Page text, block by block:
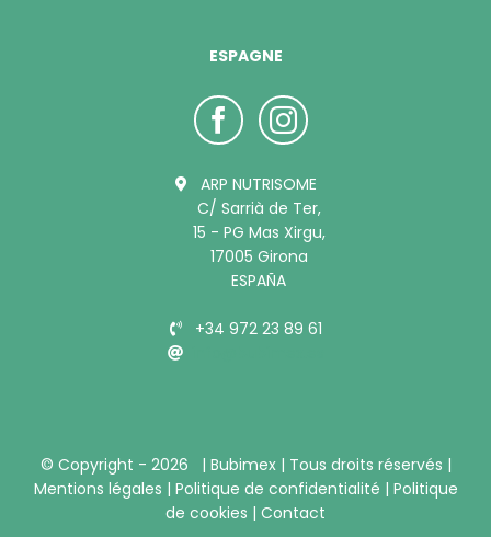
ESPAGNE
ARP NUTRISOME
C/ Sarrià de Ter,
15 - PG Mas Xirgu,
17005 Girona
ESPAÑA
+34 972 23 89 61
© Copyright - 2026 | Bubimex | Tous droits réservés |
Mentions légales | Politique de confidentialité | Politique
de cookies | Contact